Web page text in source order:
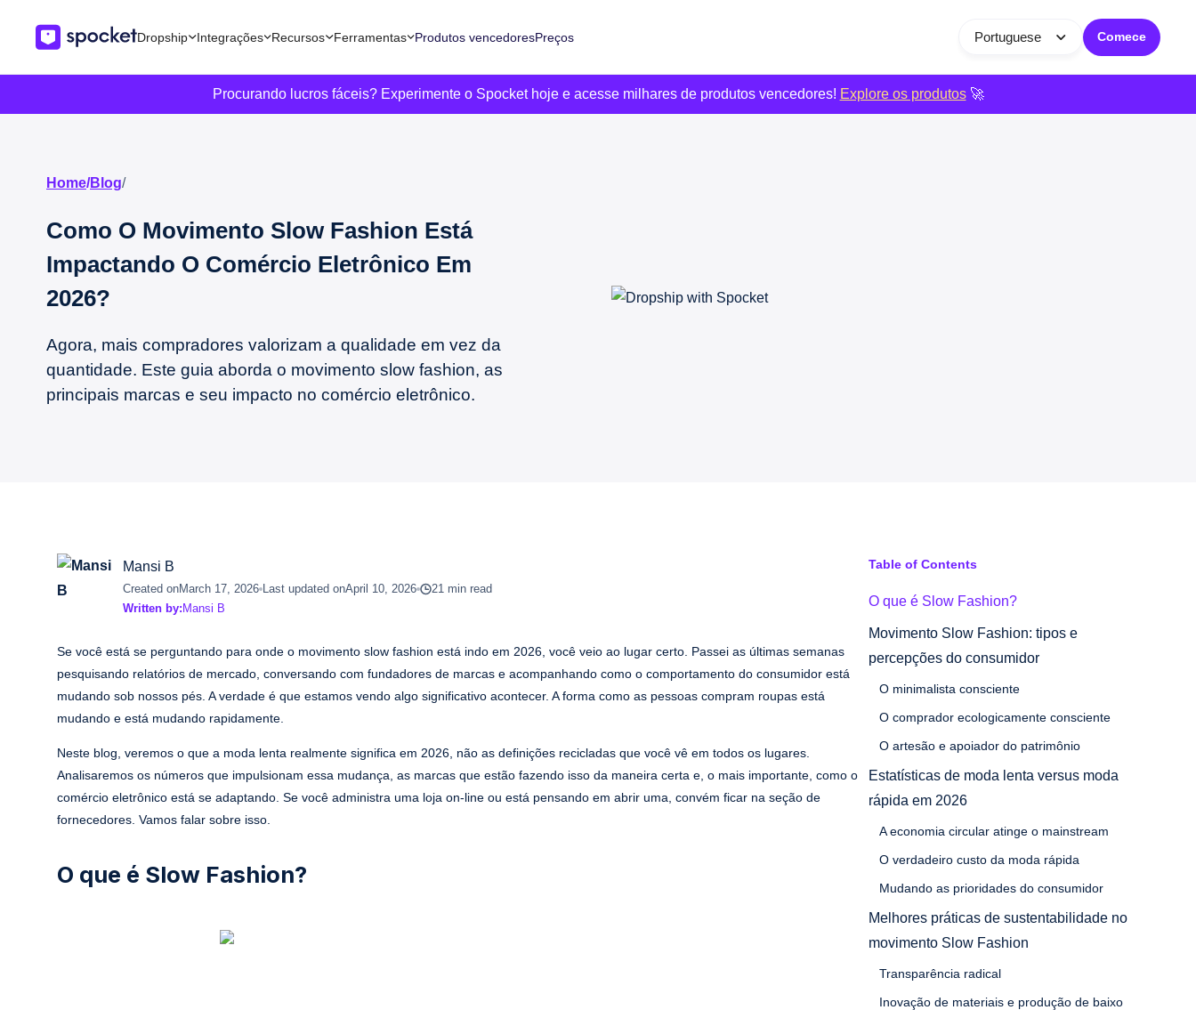
Dropship Integrações Recursos Ferramentas Produtos vencedoresPreços Portuguese Comece
Procurando lucros fáceis? Experimente o Spocket hoje e acesse milhares de produtos vencedores! Explore os produtos🚀
Home/Blog/
Como O Movimento Slow Fashion Está
Impactando O Comércio Eletrônico Em
2026?
Agora, mais compradores valorizam a qualidade em vez da
quantidade. Este guia aborda o movimento slow fashion, as
principais marcas e seu impacto no comércio eletrônico.
Mansi B
Created onMarch 17, 2026 Last updated onApril 10, 2026
21 min read
Written by: Mansi B
Se você está se perguntando para onde o movimento slow fashion está indo em 2026, você veio ao lugar certo. Passei as últimas semanas
pesquisando relatórios de mercado, conversando com fundadores de marcas e acompanhando como o comportamento do consumidor está
mudando sob nossos pés. A verdade é que estamos vendo algo significativo acontecer. A forma como as pessoas compram roupas está
mudando e está mudando rapidamente.
Neste blog, veremos o que a moda lenta realmente significa em 2026, não as definições recicladas que você vê em todos os lugares.
Analisaremos os números que impulsionam essa mudança, as marcas que estão fazendo isso da maneira certa e, o mais importante, como o
comércio eletrônico está se adaptando. Se você administra uma loja on-line ou está pensando em abrir uma, convém ficar na seção de
fornecedores. Vamos falar sobre isso.
O que é Slow Fashion?
Table of Contents
O que é Slow Fashion?
Movimento Slow Fashion: tipos e
percepções do consumidor
O minimalista consciente
O comprador ecologicamente consciente
O artesão e apoiador do patrimônio
Estatísticas de moda lenta versus moda
rápida em 2026
A economia circular atinge o mainstream
O verdadeiro custo da moda rápida
Mudando as prioridades do consumidor
Melhores práticas de sustentabilidade no
movimento Slow Fashion
Transparência radical
Inovação de materiais e produção de baixo